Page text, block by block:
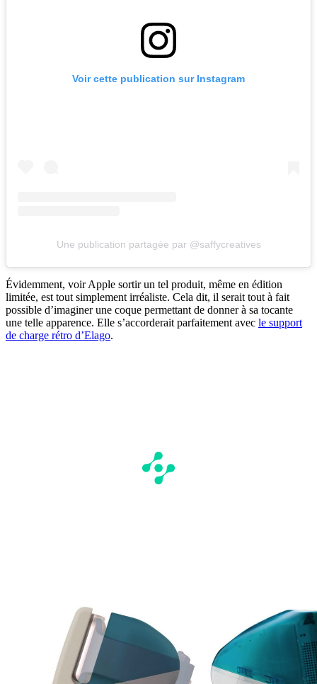
Voir cette publication sur Instagram
Une publication partagée par @saffycreatives
Évidemment, voir Apple sortir un tel produit, même en édition
limitée, est tout simplement irréaliste. Cela dit, il serait tout à fait
possible d’imaginer une coque permettant de donner à sa tocante
une telle apparence. Elle s’accorderait parfaitement avec le support
de charge rétro d’Elago.